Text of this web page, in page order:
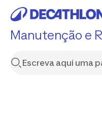
Manutenção e